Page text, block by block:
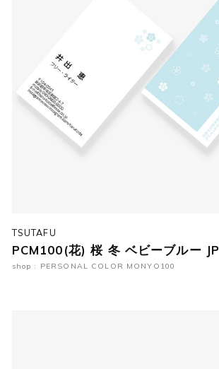
TSUTAFU
PCM100(花) 桜 冬 ベビーブルー JP
shop : PERSONAL COLOR MONYO100